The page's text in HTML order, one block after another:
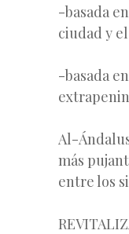
-basada
ciudad y
-basada
Al-
más
entre los